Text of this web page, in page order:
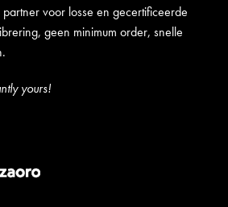
partner voor losse en gecertificeerde
geen minimum order, snelle
yours!